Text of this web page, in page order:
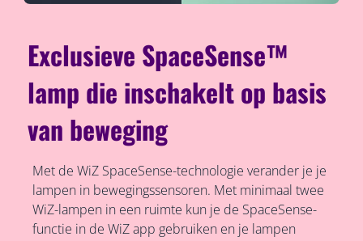
Exclusieve SpaceSense™
lamp die inschakelt op basis
van beweging
Met de WiZ SpaceSense-technologie verander je je
lampen in bewegingssensoren. Met minimaal twee
WiZ-lampen in een ruimte kun je de SpaceSense-
functie in de WiZ app gebruiken en je lampen